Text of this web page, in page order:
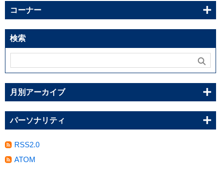
コーナー
検索
月別アーカイブ
パーソナリティ
RSS2.0
ATOM